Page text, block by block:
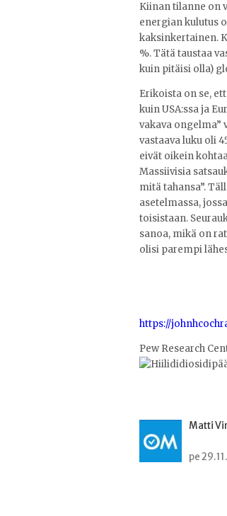
Kiinan tilanne on
energian kulutus
kaksinkertainen.
%. Tätä taustaa
kuin pitäisi olla)
Erikoista on se,
kuin USA:ssa ja
vakava ongelma”
vastaava luku oli
eivät oikein
Massiivisia
mitä tahansa”.
asetelmassa,
toisistaan.
sanoa, mikä on
olisi parempi
https://
Pew Research
Matti
pe